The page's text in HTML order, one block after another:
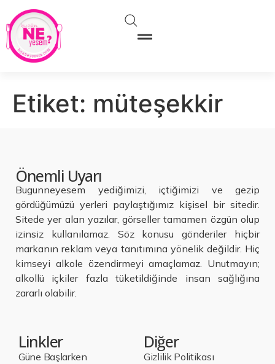
Etiket: müteşekkir
Önemli Uyarı
Bugunneyesem yediğimizi, içtiğimizi ve gezip
gördüğümüzü yerleri paylaştığımız kişisel bir sitedir.
Sitede yer alan yazılar, görseller tamamen özgün olup
izinsiz kullanılamaz. Söz konusu gönderiler hiçbir
markanın reklam veya tanıtımına yönelik değildir. Hiç
kimseyi alkole özendirmeyi amaçlamaz. Unutmayın;
alkollü içkiler fazla tüketildiğinde insan sağlığına
zararlı olabilir.
Linkler
Güne Başlarken
Diğer
Gizlilik Politikası